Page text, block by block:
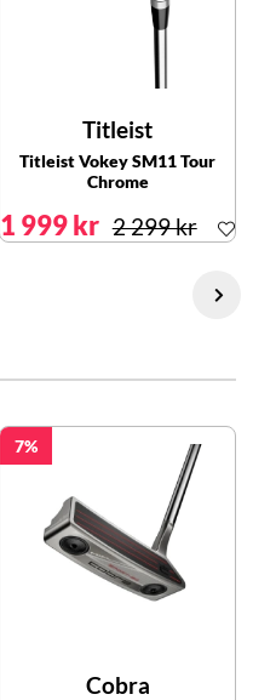
Titleist
Titleist Vokey SM11 Tour
Chrome
1 999 kr 2 299 kr
7
Cobra